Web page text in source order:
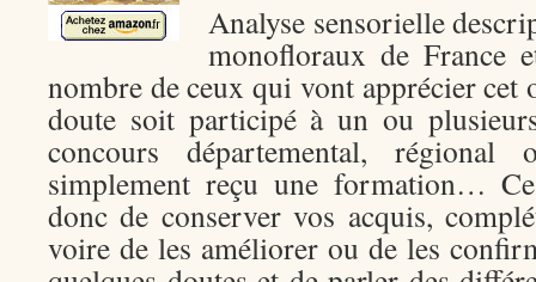
Analyse sensorielle
monofloraux de France
nombre de ceux qui vont apprécier cet
doute soit participé à un ou
concours départemental,
simplement reçu une formation…
donc de conserver vos acquis,
voire de les améliorer ou de les